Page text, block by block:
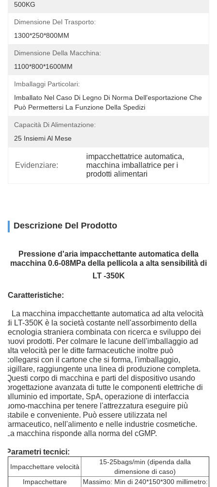
500KG
Dimensione Del Trasporto:
1300*250*800MM
Dimensione Della Macchina:
1100*800*1600MM
Imballaggi Particolari:
Imballato Nel Caso Di Legno Di Norma Dell'esportazione Che
Può Permettersi La Funzione Della Spedizi
Capacità Di Alimentazione:
25 Insiemi Al Mese
Evidenziare:
impacchettatrice automatica,
macchina imballatrice per i
prodotti alimentari
Descrizione Del Prodotto
Pressione d'aria impacchettante automatica della
macchina 0.6-08MPa della pellicola a alta sensibilità di
LT -350K
Caratteristiche:
La macchina impacchettante automatica ad alta velocità
di LT-350K è la società costante nell'assorbimento della
tecnologia straniera combinata con ricerca e sviluppo dei
nuovi prodotti. Per colmare le lacune dell'imballaggio ad
alta velocità per le ditte farmaceutiche inoltre può
collegarsi con il cartone che si forma, l'imballaggio,
sigillare, raggiungente una linea di produzione completa.
Questi corpo di macchina e parti del dispositivo usando
progettazione avanzata di tutte le componenti elettriche di
alluminio ed importate, SpA, operazione di interfaccia
uomo-macchina per tenere l'attrezzatura eseguire più
stabile e conveniente. Può essere utilizzata nel
farmaceutico, nell'alimento e nelle industrie cosmetiche.
La macchina risponde alla norma del cGMP.
Parametri tecnici:
Impacchettare velocità
15-25bags/min (dipenda dalla
dimensione di caso)
Impacchettare
Massimo: Min di 240*150*300 millimetro: